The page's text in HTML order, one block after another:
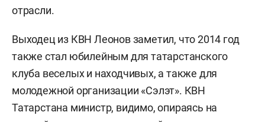
отрасли.
Выходец из КВН Леонов заметил, что 2014 год
также стал юбилейным для татарстанского
клуба веселых и находчивых, а также для
молодежной организации «Сэлэт». КВН
Татарстана министр, видимо, опираясь на